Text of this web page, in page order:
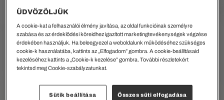
ÜDVÖZÖLJÜK
A cookie-kat a felhasználói élmény javítása, az oldal funkcióinak személyre
szabása és az érdeklődési köreidhez igazított marketingtevékenységek végzése
érdekében használjuk. Ha beleegyezel a weboldalunk működéséhez szükséges
cookie-k használatába, kattints az „Elfogadom” gombra. A cookie-beállításaid
kezeléséhez kattints a „Cookie-k kezelése” gombra. További részletekért
tekintsd meg Cookie-szabályzatunkat.
Sütik beállítása Összes süti elfogadása